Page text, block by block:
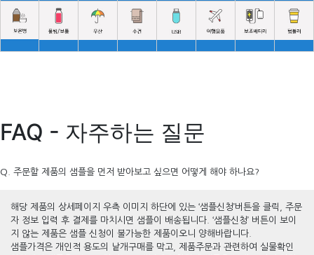
FAQ - 자주하는 질문
Q. 주문할 제품의 샘플을 먼저 받아보고 싶으면 어떻게 해야 하나요?
해당 제품의 상세페이지 우측 이미지 하단에 있는 ‘샘플신청’버튼을 클릭, 주문
자 정보 입력 후 결제를 마치시면 샘플이 배송됩니다. ‘샘플신청’ 버튼이 보이
지 않는 제품은 샘플 신청이 불가능한 제품이오니 양해바랍니다.
샘플가격은 개인적 용도의 낱개구매를 막고, 제품주문과 관련하여 실물확인